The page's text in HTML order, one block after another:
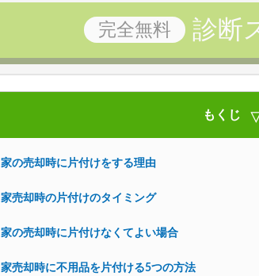
完全無料 診断
もくじ
家の売却時に片付けをする理由
家売却時の片付けのタイミング
家の売却時に片付けなくてよい場合
家売却時に不用品を片付ける5つの方法